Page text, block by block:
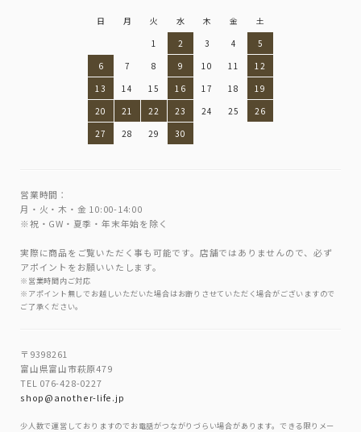
日 月 火 水 木 金
土
1
2 3 4
5
6
7 8 9 10 11
12
13
14 15 16 17 18
19
20
21 22 23 24 25
26
27
28 29 30
営業時間：
月・火・木・金 10:00-14:00
※祝・GW・夏季・年末年始を除く
実際に商品をご覧いただく事も可能です。店舗ではありませんので、必ず
アポイントをお願いいたします。
※営業時間内ご対応
※アポイント無しでお越しいただいた場合はお断りさせていただく場合がございますので
ご了承ください。
〒9398261
富山県富山市萩原479
TEL 076-428-0227
shop@another-life.jp
少人数で運営しておりますのでお電話がつながりづらい場合があります。できる限りメー